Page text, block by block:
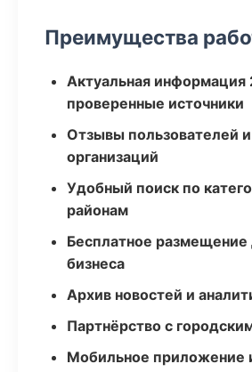
Преимущества
Актуальная информация
проверенные источники
Отзывы пользователей
организаций
Удобный поиск по
районам
Бесплатное размещение
бизнеса
Архив новостей и
Партнёрство с
Мобильное приложение